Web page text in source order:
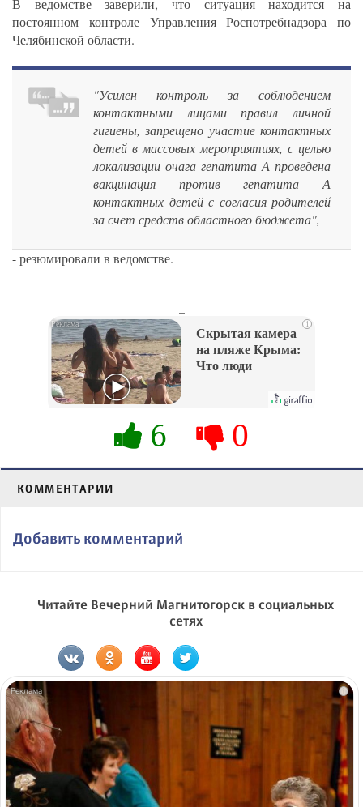
В ведомстве заверили, что ситуация находится на
постоянном контроле Управления Роспотребнадзора по
Челябинской области.
"Усилен контроль за соблюдением
контактными лицами правил личной
гигиены, запрещено участие контактных
детей в массовых мероприятиях, с целью
локализации очага гепатита А проведена
вакцинация против гепатита А
контактных детей с согласия родителей
за счет средств областного бюджета",
- резюмировали в ведомстве.
i
Скрытая камера
на пляже Крыма:
Что люди
их не видят...
6 0
КОММЕНТАРИИ
Добавить комментарий
Читайте Вечерний Магнитогорск в социальных
сетях
i